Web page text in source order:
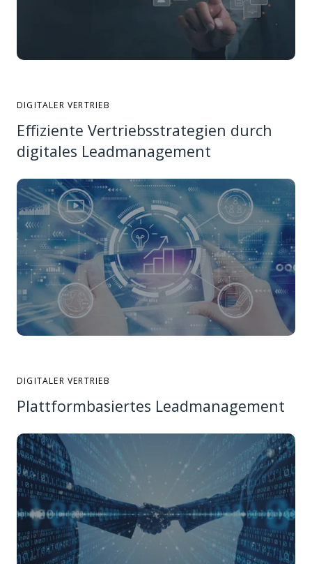
DIGITALER VERTRIEB
Effiziente Vertriebsstrategien durch
digitales Leadmanagement
DIGITALER VERTRIEB
Plattformbasiertes Leadmanagement